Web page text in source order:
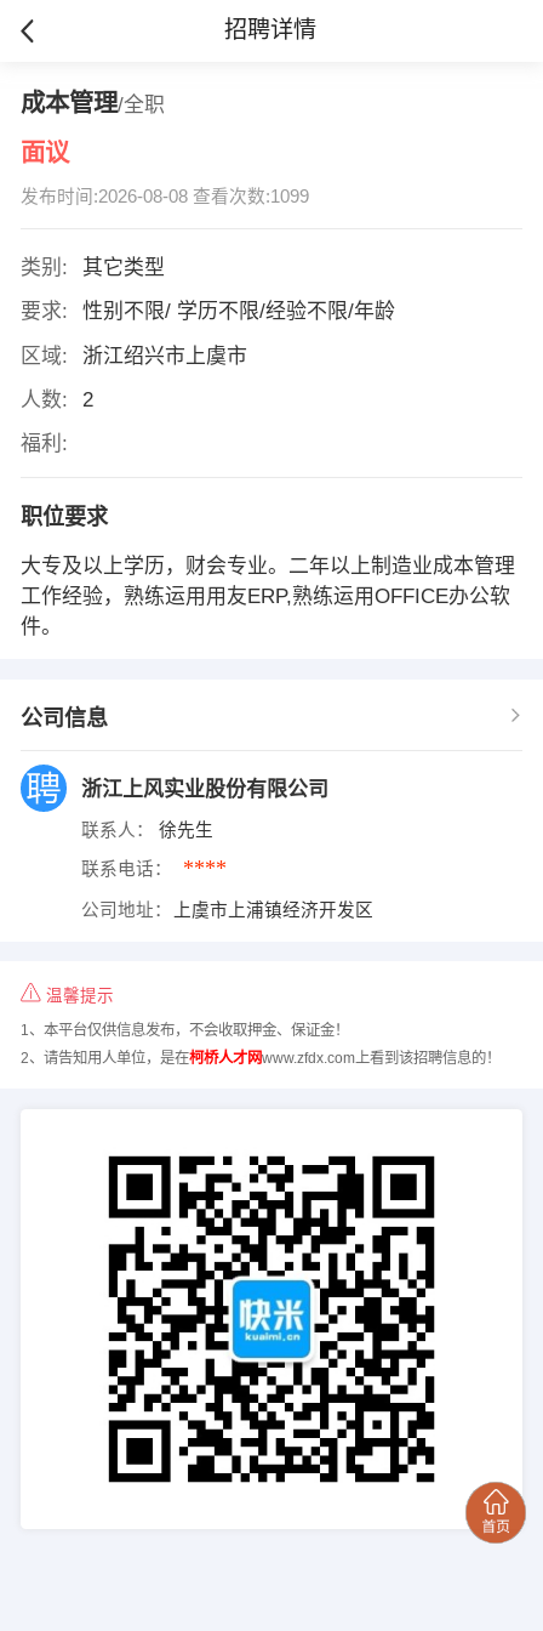
招聘详情
成本管理/全职
面议
发布时间:2026-08-08 查看次数:1099
类别:
其它类型
要求:
性别不限/ 学历不限/经验不限/年龄
区域:
浙江绍兴市上虞市
人数:
2
福利:
职位要求
大专及以上学历，财会专业。二年以上制造业成本管理
工作经验，熟练运用用友ERP,熟练运用OFFICE办公软
件。
公司信息
浙江上风实业股份有限公司
联系人： 徐先生
联系电话： ****
公司地址： 上虞市上浦镇经济开发区
温馨提示
1、本平台仅供信息发布，不会收取押金、保证金！
2、请告知用人单位，是在柯桥人才网www.zfdx.com上看到该招聘信息的！